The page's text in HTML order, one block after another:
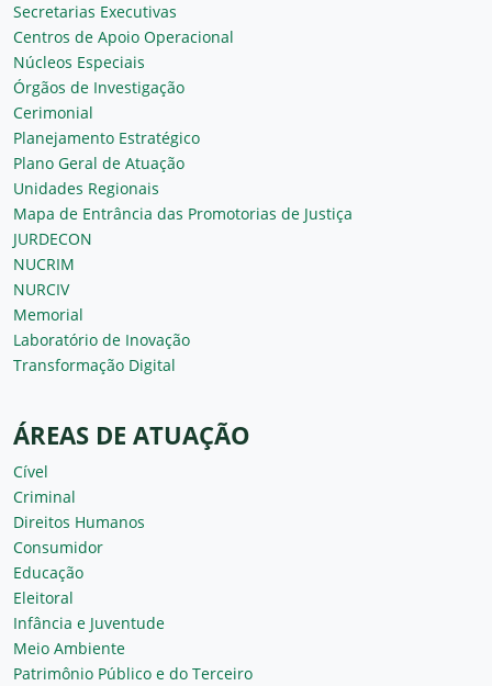
Secretarias Executivas
Centros de Apoio Operacional
Núcleos Especiais
Órgãos de Investigação
Cerimonial
Planejamento Estratégico
Plano Geral de Atuação
Unidades Regionais
Mapa de Entrância das Promotorias de Justiça
JURDECON
NUCRIM
NURCIV
Memorial
Laboratório de Inovação
Transformação Digital
ÁREAS DE ATUAÇÃO
Cível
Criminal
Direitos Humanos
Consumidor
Educação
Eleitoral
Infância e Juventude
Meio Ambiente
Patrimônio Público e do Terceiro